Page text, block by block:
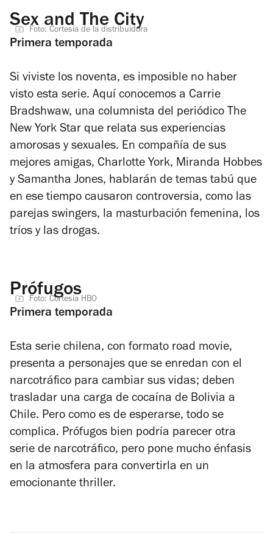
Sex and The City
Foto: Cortesía de la distribuidora
Primera temporada
Si viviste los noventa, es imposible no haber
visto esta serie. Aquí conocemos a Carrie
Bradshwaw, una columnista del periódico The
New York Star que relata sus experiencias
amorosas y sexuales. En compañía de sus
mejores amigas, Charlotte York, Miranda Hobbes
y Samantha Jones, hablarán de temas tabú que
en ese tiempo causaron controversia, como las
parejas swingers, la masturbación femenina, los
tríos y las drogas.
Prófugos
Foto: Cortesía HBO
Primera temporada
Esta serie chilena, con formato road movie,
presenta a personajes que se enredan con el
narcotráfico para cambiar sus vidas; deben
trasladar una carga de cocaína de Bolivia a
Chile. Pero como es de esperarse, todo se
complica. Prófugos bien podría parecer otra
serie de narcotráfico, pero pone mucho énfasis
en la atmosfera para convertirla en un
emocionante thriller.